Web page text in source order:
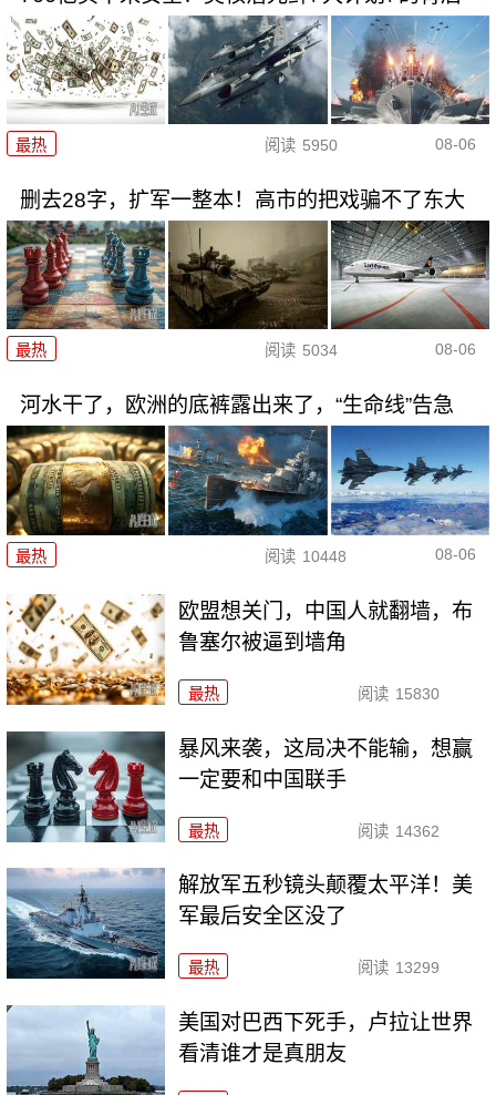
最热 阅读 5950 08-06
删去28字，扩军一整本！高市的把戏骗不了东大
最热 阅读 5034 08-06
河水干了，欧洲的底裤露出来了，“生命线”告急
最热 阅读 10448 08-06
欧盟想关门，中国人就翻墙，布
鲁塞尔被逼到墙角
最热 阅读 15830
暴风来袭，这局决不能输，想赢
一定要和中国联手
最热 阅读 14362
解放军五秒镜头颠覆太平洋！美
军最后安全区没了
最热 阅读 13299
美国对巴西下死手，卢拉让世界
看清谁才是真朋友